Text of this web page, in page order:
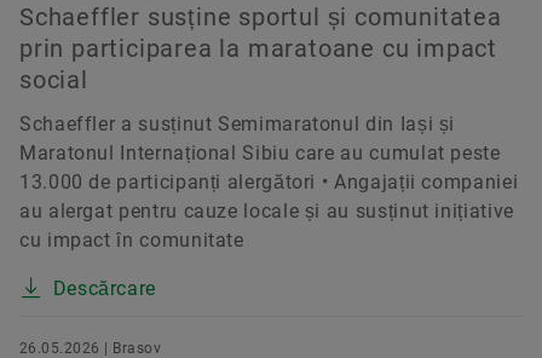
Schaeffler susține sportul și comunitatea
prin participarea la maratoane cu impact
social
Schaeffler a susținut Semimaratonul din Iași și
Maratonul Internațional Sibiu care au cumulat peste
13.000 de participanți alergători • Angajații companiei
au alergat pentru cauze locale și au susținut inițiative
cu impact în comunitate
Descărcare
26.05.2026 | Brasov